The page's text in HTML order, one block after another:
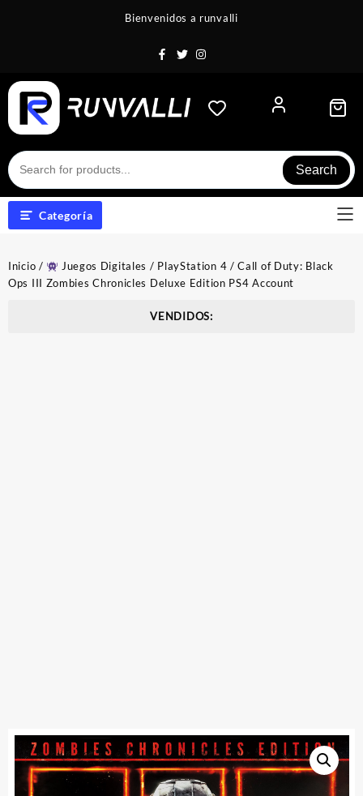
Bienvenidos a runvalli
Search
Categoría
Inicio / Juegos Digitales / PlayStation 4 / Call of Duty: Black
Ops III Zombies Chronicles Deluxe Edition PS4 Account
VENDIDOS: